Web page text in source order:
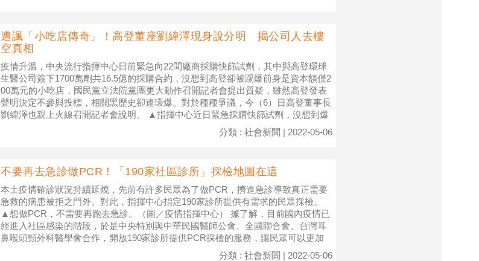
遭諷「小吃店傳奇」！高登董座劉緯澤現身說分明 揭公司人去樓
空真相
疫情升溫，中央流行指揮中心日前緊急向22間廠商採購快篩試劑，其中與高登環球
生醫公司簽下1700萬劑共16.5億的採購合約，沒想到高登卻被踢爆前身是資本額僅2
00萬元的小吃店，國民黨立法院黨團更大動作召開記者會提出質疑，雖然高登發表
聲明決定不參與投標，相關黑歷史卻連環爆。對於種種爭議，今（6）日高登董事長
劉緯澤也親上火線召開記者會說明。 ▲指揮中心近日緊急採購快篩試劑，沒想到爆
分類 : 社會新聞 | 2022-05-06
不要再去急診做PCR！「190家社區診所」採檢地圖在這
本土疫情確診狀況持續延燒，先前有許多民眾為了做PCR，擠進急診導致真正需要
急救的病患被拒之門外。對此，指揮中心指定190家診所提供有需求的民眾採檢。
▲想做PCR，不需要再跑去急診。（圖／疫情指揮中心） 據了解，目前國內疫情已
經進入社區感染的階段，於是中央特別與中華民國醫師公會、全國聯合會、台灣耳
鼻喉頭頸外科醫學會合作，開放190家診所提供PCR採檢的服務，讓民眾可以更加
分類 : 社會新聞 | 2022-05-06